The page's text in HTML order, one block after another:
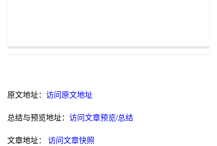
原文地址： 访问原文地址
总结与预览地址： 访问文章预览/总结
文章地址： 访问文章快照